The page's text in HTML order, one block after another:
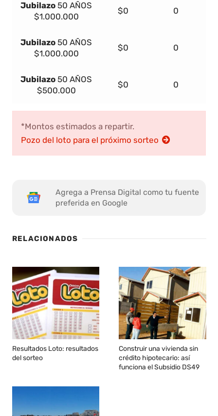
Jubilazo 50 AÑOS
$1.000.000
$0 0
Jubilazo 50 AÑOS
$1.000.000
$0 0
Jubilazo 50 AÑOS
$500.000
$0 0
*Montos estimados a repartir.
Pozo del loto para el próximo sorteo
Agrega a Prensa Digital como tu fuente
preferida en Google
RELACIONADOS
Resultados Loto: resultados
del sorteo
Construir una vivienda sin
crédito hipotecario: así
funciona el Subsidio DS49